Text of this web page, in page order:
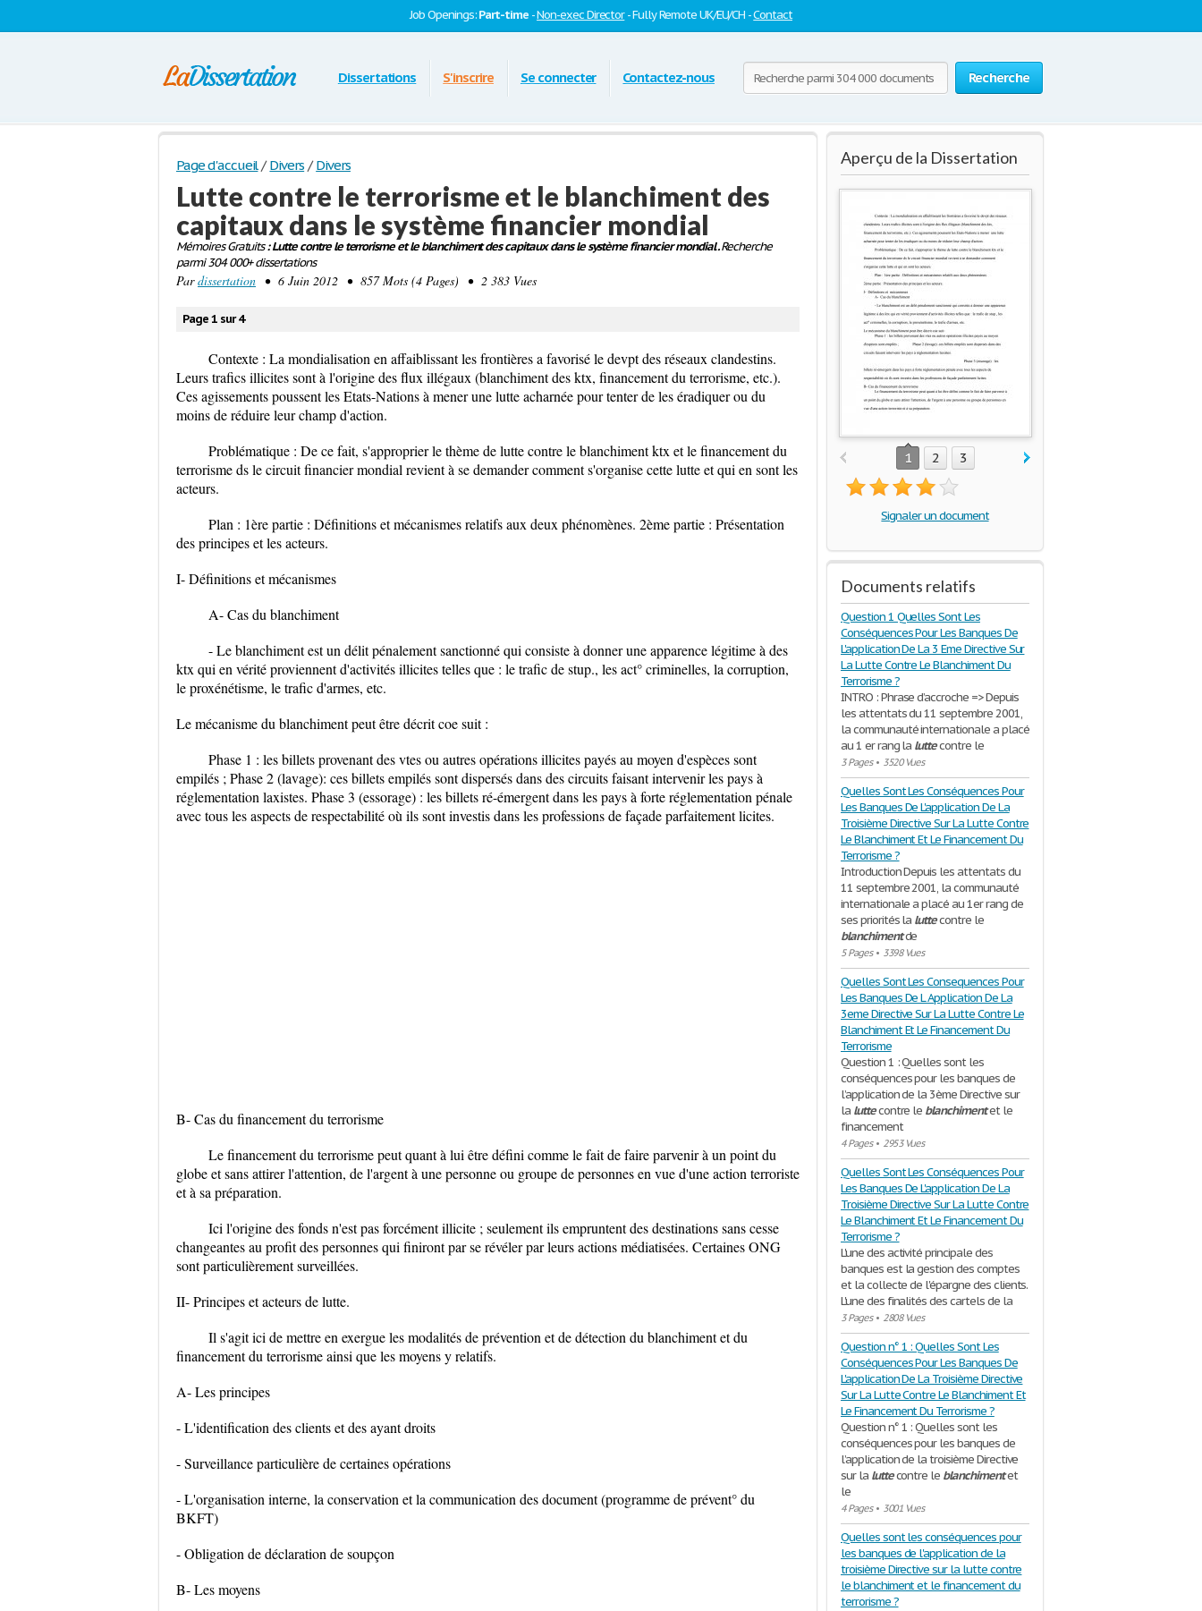
Job Openings:Part-time -Non-exec Director- Fully Remote UK/EU/CH -Contact
Recherche
Dissertations S'inscrire Se connecter Contactez-nous
Page d'accueil / Divers / Divers
Lutte contre le terrorisme et le blanchiment des
capitaux dans le système financier mondial
Mémoires Gratuits: Lutte contre le terrorisme et le blanchiment des capitaux dans le système financier mondial .Recherche
parmi 304 000+ dissertations
Pardissertation • 6 Juin 2012 • 857 Mots (4 Pages) • 2 383 Vues
Page 1 sur 4
Contexte : La mondialisation en affaiblissant les frontières a favorisé le devpt des réseaux clandestins.
Leurs trafics illicites sont à l'origine des flux illégaux (blanchiment des ktx, financement du terrorisme, etc.).
Ces agissements poussent les Etats-Nations à mener une lutte acharnée pour tenter de les éradiquer ou du
moins de réduire leur champ d'action.
Problématique : De ce fait, s'approprier le thème de lutte contre le blanchiment ktx et le financement du
terrorisme ds le circuit financier mondial revient à se demander comment s'organise cette lutte et qui en sont les
acteurs.
Plan : 1ère partie : Définitions et mécanismes relatifs aux deux phénomènes. 2ème partie : Présentation
des principes et les acteurs.
I- Définitions et mécanismes
A- Cas du blanchiment
- Le blanchiment est un délit pénalement sanctionné qui consiste à donner une apparence légitime à des
ktx qui en vérité proviennent d'activités illicites telles que : le trafic de stup., les act° criminelles, la corruption,
le proxénétisme, le trafic d'armes, etc.
Le mécanisme du blanchiment peut être décrit coe suit :
Phase 1 : les billets provenant des vtes ou autres opérations illicites payés au moyen d'espèces sont
empilés ; Phase 2 (lavage): ces billets empilés sont dispersés dans des circuits faisant intervenir les pays à
réglementation laxistes. Phase 3 (essorage) : les billets ré-émergent dans les pays à forte réglementation pénale
avec tous les aspects de respectabilité où ils sont investis dans les professions de façade parfaitement licites.
B- Cas du financement du terrorisme
Le financement du terrorisme peut quant à lui être défini comme le fait de faire parvenir à un point du
globe et sans attirer l'attention, de l'argent à une personne ou groupe de personnes en vue d'une action terroriste
et à sa préparation.
Ici l'origine des fonds n'est pas forcément illicite ; seulement ils empruntent des destinations sans cesse
changeantes au profit des personnes qui finiront par se révéler par leurs actions médiatisées. Certaines ONG
sont particulièrement surveillées.
II- Principes et acteurs de lutte.
Il s'agit ici de mettre en exergue les modalités de prévention et de détection du blanchiment et du
financement du terrorisme ainsi que les moyens y relatifs.
A- Les principes
- L'identification des clients et des ayant droits
- Surveillance particulière de certaines opérations
- L'organisation interne, la conservation et la communication des document (programme de prévent° du
BKFT)
- Obligation de déclaration de soupçon
B- Les moyens
Aperçu de la Dissertation
1 2 3
Signaler un document
Documents relatifs
Question 1 Quelles Sont Les
Conséquences Pour Les Banques De
L'application De La 3 Eme Directive Sur
La Lutte Contre Le Blanchiment Du
Terrorisme ?
INTRO : Phrase d’accroche => Depuis
les attentats du 11 septembre 2001,
la communauté internationale a placé
au 1 er rang la luttecontre le
3 Pages• 3520 Vues
Quelles Sont Les Conséquences Pour
Les Banques De L'application De La
Troisième Directive Sur La Lutte Contre
Le Blanchiment Et Le Financement Du
Terrorisme ?
Introduction Depuis les attentats du
11 septembre 2001, la communauté
internationale a placé au 1er rang de
ses priorités la luttecontre le
blanchimentde
5 Pages• 3398 Vues
Quelles Sont Les Consequences Pour
Les Banques De L Application De La
3eme Directive Sur La Lutte Contre Le
Blanchiment Et Le Financement Du
Terrorisme
Question 1 : Quelles sont les
conséquences pour les banques de
l’application de la 3ème Directive sur
la luttecontre le blanchimentet le
financement
4 Pages• 2953 Vues
Quelles Sont Les Conséquences Pour
Les Banques De L'application De La
Troisième Directive Sur La Lutte Contre
Le Blanchiment Et Le Financement Du
Terrorisme ?
L'une des activité principale des
banques est la gestion des comptes
et la collecte de l'épargne des clients.
L'une des finalités des cartels de la
3 Pages• 2808 Vues
Question n° 1 : Quelles Sont Les
Conséquences Pour Les Banques De
L'application De La Troisième Directive
Sur La Lutte Contre Le Blanchiment Et
Le Financement Du Terrorisme ?
Question n° 1 : Quelles sont les
conséquences pour les banques de
l’application de la troisième Directive
sur la luttecontre le blanchimentet
le
4 Pages• 3001 Vues
Quelles sont les conséquences pour
les banques de l'application de la
troisième Directive sur la lutte contre
le blanchiment et le financement du
terrorisme ?